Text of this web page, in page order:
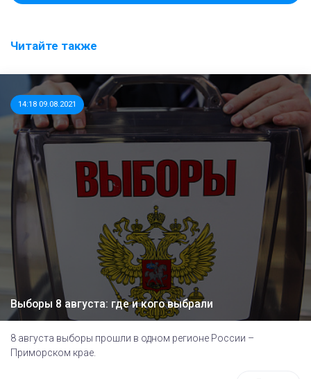
Читайте также
14:18 09.08.2021
Выборы 8 августа: где и кого выбрали
8 августа выборы прошли в одном регионе России –
Приморском крае.